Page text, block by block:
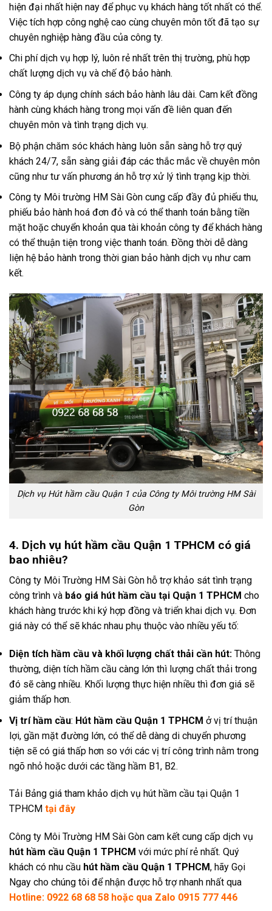
hiện đại nhất hiện nay để phục vụ khách hàng tốt nhất có thể.
Việc tích hợp công nghệ cao cùng chuyên môn tốt đã tạo sự
chuyên nghiệp hàng đầu của công ty.
Chi phí dịch vụ hợp lý, luôn rẻ nhất trên thị trường, phù hợp
chất lượng dịch vụ và chế độ bảo hành.
Công ty áp dụng chính sách bảo hành lâu dài. Cam kết đồng
hành cùng khách hàng trong mọi vấn đề liên quan đến
chuyên môn và tình trạng dịch vụ.
Bộ phận chăm sóc khách hàng luôn sẵn sàng hỗ trợ quý
khách 24/7, sẵn sàng giải đáp các thắc mắc về chuyên môn
cũng như tư vấn phương án hỗ trợ xử lý tình trạng kịp thời.
Công ty Môi trường HM Sài Gòn cung cấp đầy đủ phiếu thu,
phiếu bảo hành hoá đơn đỏ và có thể thanh toán bằng tiền
mặt hoặc chuyển khoản qua tài khoản công ty để khách hàng
có thể thuận tiện trong việc thanh toán. Đồng thời dễ dàng
liện hệ bảo hành trong thời gian bảo hành dịch vụ như cam
kết.
Dịch vụ Hút hầm cầu Quận 1 của Công ty Môi trường HM Sài
Gòn
4. Dịch vụ hút hầm cầu Quận 1 TPHCM có giá
bao nhiêu?
Công ty Môi Trường HM Sài Gòn hỗ trợ khảo sát tình trạng
công trình và báo giá hút hầm cầu tại Quận 1 TPHCM cho
khách hàng trước khi ký hợp đồng và triển khai dịch vụ. Đơn
giá này có thể sẽ khác nhau phụ thuộc vào nhiều yếu tố:
Diện tích hầm cầu và khối lượng chất thải cần hút: Thông
thường, diện tích hầm cầu càng lớn thì lượng chất thải trong
đó sẽ càng nhiều. Khối lượng thực hiện nhiều thì đơn giá sẽ
giảm thấp hơn.
Vị trí hầm cầu: Hút hầm cầu Quận 1 TPHCM ở vị trí thuận
lợi, gần mặt đường lớn, có thể dễ dàng di chuyển phương
tiện sẽ có giá thấp hơn so với các vị trí công trình nằm trong
ngõ nhỏ hoặc dưới các tầng hầm B1, B2.
Tải Bảng giá tham khảo dịch vụ hút hầm cầu tại Quận 1
TPHCM tại đây
Công ty Môi Trường HM Sài Gòn cam kết cung cấp dịch vụ
hút hầm cầu Quận 1 TPHCM với mức phí rẻ nhất. Quý
khách có nhu cầu hút hầm cầu Quận 1 TPHCM, hãy Gọi
Ngay cho chúng tôi để nhận được hỗ trợ nhanh nhất qua
Hotline: 0922 68 68 58 hoặc qua Zalo 0915 777 446